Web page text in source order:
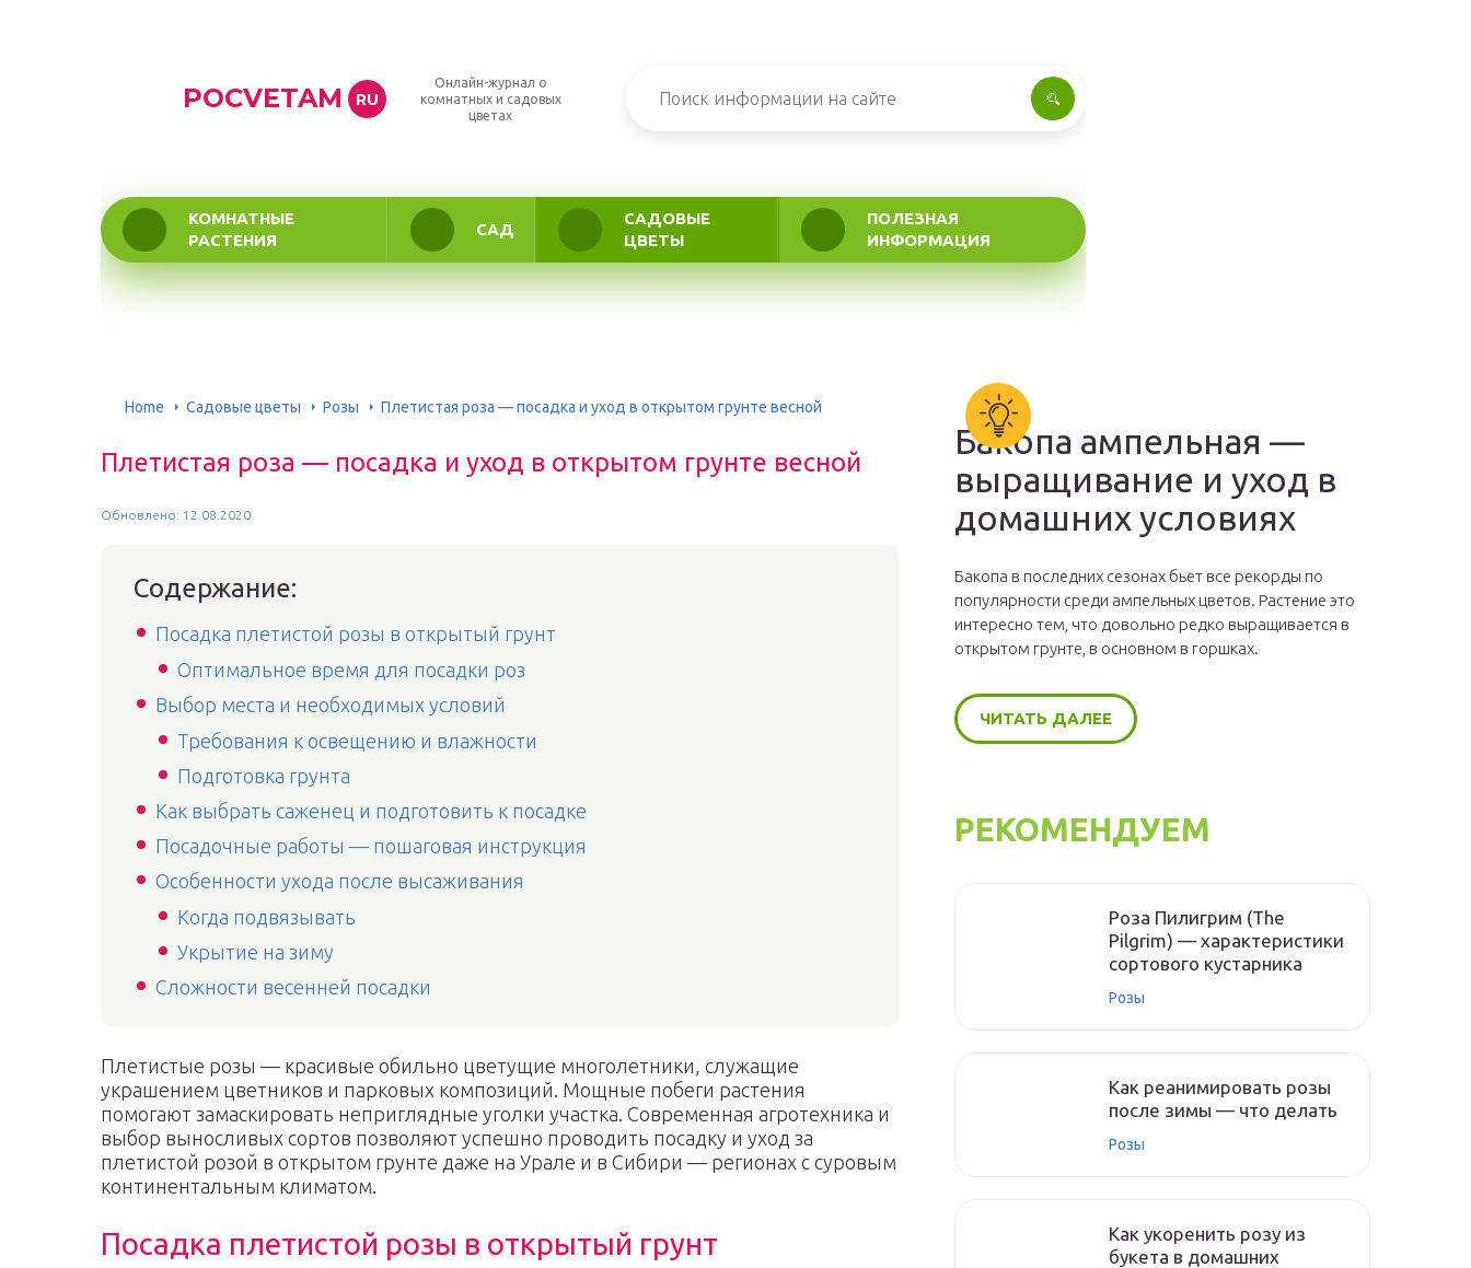
POCVETAM RU
Онлайн-журнал о
комнатных и садовых
цветах
КОМНАТНЫЕ
РАСТЕНИЯ
САД
САДОВЫЕ
ЦВЕТЫ
ПОЛЕЗНАЯ
ИНФОРМАЦИЯ
Home Садовые цветы Розы Плетистая роза — посадка и уход в открытом грунте весной
Плетистая роза — посадка и уход в открытом грунте весной
Обновлено: 12.08.2020
Содержание:
Посадка плетистой розы в открытый грунт
Оптимальное время для посадки роз
Выбор места и необходимых условий
Требования к освещению и влажности
Подготовка грунта
Как выбрать саженец и подготовить к посадке
Посадочные работы — пошаговая инструкция
Особенности ухода после высаживания
Когда подвязывать
Укрытие на зиму
Сложности весенней посадки
Плетистые розы — красивые обильно цветущие многолетники, служащие
украшением цветников и парковых композиций. Мощные побеги растения
помогают замаскировать неприглядные уголки участка. Современная агротехника и
выбор выносливых сортов позволяют успешно проводить посадку и уход за
плетистой розой в открытом грунте даже на Урале и в Сибири — регионах с суровым
континентальным климатом.
Посадка плетистой розы в открытый грунт
Бакопа ампельная —
выращивание и уход в
домашних условиях
Бакопа в последних сезонах бьет все рекорды по
популярности среди ампельных цветов. Растение это
интересно тем, что довольно редко выращивается в
открытом грунте, в основном в горшках.
ЧИТАТЬ ДАЛЕЕ
РЕКОМЕНДУЕМ
Роза Пилигрим (The
Pilgrim) — характеристики
сортового кустарника
Розы
Как реанимировать розы
после зимы — что делать
Розы
Как укоренить розу из
букета в домашних